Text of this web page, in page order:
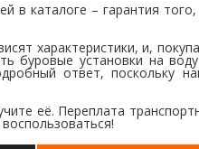
каталоге – гарантия того,
характеристики, и,
буровые установки на
ответ, поскольку
её. Переплата